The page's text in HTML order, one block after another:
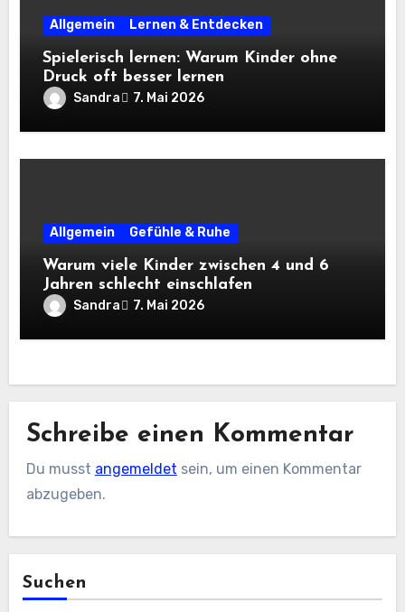
Allgemein Lernen & Entdecken
Spielerisch lernen: Warum Kinder ohne
Druck oft besser lernen
Sandra 7. Mai 2026
Allgemein Gefühle & Ruhe
Warum viele Kinder zwischen 4 und 6
Jahren schlecht einschlafen
Sandra 7. Mai 2026
Schreibe einen Kommentar
Du musst angemeldet sein, um einen Kommentar
abzugeben.
Suchen